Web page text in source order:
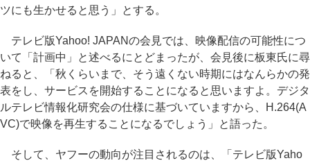
ツにも生かせると思う」とする。
テレビ版Yahoo! JAPANの会見では、映像配信の可能性につ
いて「計画中」と述べるにとどまったが、会見後に板東氏に尋
ねると、「秋くらいまで、そう遠くない時期にはなんらかの発
表をし、サービスを開始することになると思いますよ。デジタ
ルテレビ情報化研究会の仕様に基づいていますから、H.264(A
VC)で映像を再生することになるでしょう」と語った。
そして、ヤフーの動向が注目されるのは、「テレビ版Yaho